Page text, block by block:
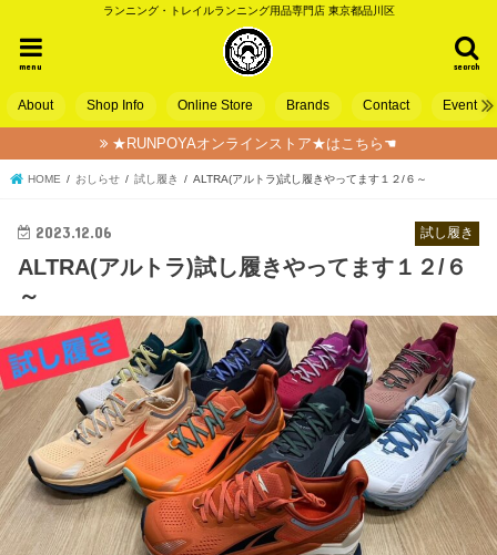
ランニング・トレイルランニング用品専門店 東京都品川区
search
menu
About Shop Info Online Store Brands Contact Event
★RUNPOYAオンラインストア★はこちら☚
HOME おしらせ 試し履き ALTRA(アルトラ)試し履きやってます１２/６～
試し履き
2023.12.06
ALTRA(アルトラ)試し履きやってます１２/６
～